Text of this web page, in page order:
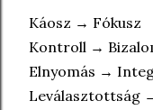
Káosz → Fókusz
Kontroll →
Elnyomás →
Leválasztottság